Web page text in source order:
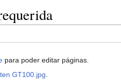
para poder editar páginas.
GT100.jpg